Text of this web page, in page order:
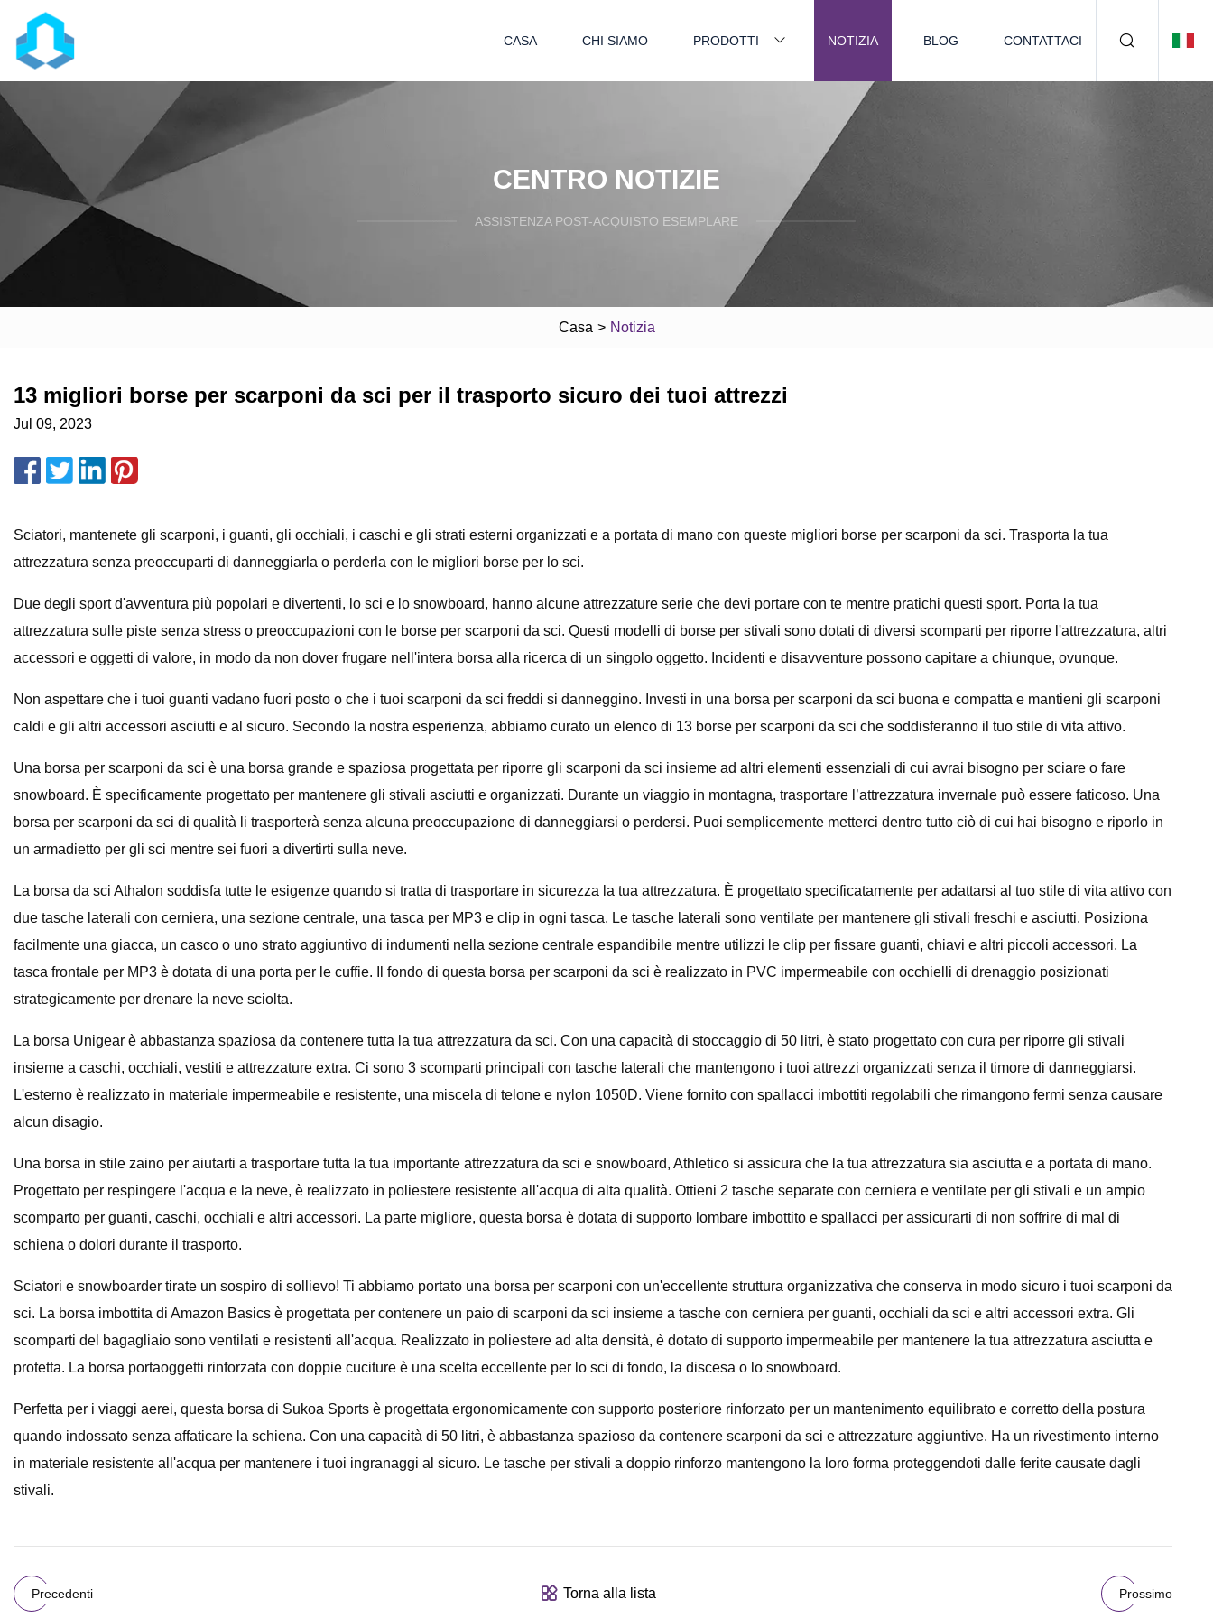
CASA CHI SIAMO PRODOTTI NOTIZIA BLOG CONTATTACI
CENTRO NOTIZIE
ASSISTENZA POST-ACQUISTO ESEMPLARE
Casa > Notizia
13 migliori borse per scarponi da sci per il trasporto sicuro dei tuoi attrezzi
Jul 09, 2023
Sciatori, mantenete gli scarponi, i guanti, gli occhiali, i caschi e gli strati esterni organizzati e a portata di mano con queste migliori borse per scarponi da sci. Trasporta la tua
attrezzatura senza preoccuparti di danneggiarla o perderla con le migliori borse per lo sci.
Due degli sport d'avventura più popolari e divertenti, lo sci e lo snowboard, hanno alcune attrezzature serie che devi portare con te mentre pratichi questi sport. Porta la tua
attrezzatura sulle piste senza stress o preoccupazioni con le borse per scarponi da sci. Questi modelli di borse per stivali sono dotati di diversi scomparti per riporre l'attrezzatura, altri
accessori e oggetti di valore, in modo da non dover frugare nell'intera borsa alla ricerca di un singolo oggetto. Incidenti e disavventure possono capitare a chiunque, ovunque.
Non aspettare che i tuoi guanti vadano fuori posto o che i tuoi scarponi da sci freddi si danneggino. Investi in una borsa per scarponi da sci buona e compatta e mantieni gli scarponi
caldi e gli altri accessori asciutti e al sicuro. Secondo la nostra esperienza, abbiamo curato un elenco di 13 borse per scarponi da sci che soddisferanno il tuo stile di vita attivo.
Una borsa per scarponi da sci è una borsa grande e spaziosa progettata per riporre gli scarponi da sci insieme ad altri elementi essenziali di cui avrai bisogno per sciare o fare
snowboard. È specificamente progettato per mantenere gli stivali asciutti e organizzati. Durante un viaggio in montagna, trasportare l’attrezzatura invernale può essere faticoso. Una
borsa per scarponi da sci di qualità li trasporterà senza alcuna preoccupazione di danneggiarsi o perdersi. Puoi semplicemente metterci dentro tutto ciò di cui hai bisogno e riporlo in
un armadietto per gli sci mentre sei fuori a divertirti sulla neve.
La borsa da sci Athalon soddisfa tutte le esigenze quando si tratta di trasportare in sicurezza la tua attrezzatura. È progettato specificatamente per adattarsi al tuo stile di vita attivo con
due tasche laterali con cerniera, una sezione centrale, una tasca per MP3 e clip in ogni tasca. Le tasche laterali sono ventilate per mantenere gli stivali freschi e asciutti. Posiziona
facilmente una giacca, un casco o uno strato aggiuntivo di indumenti nella sezione centrale espandibile mentre utilizzi le clip per fissare guanti, chiavi e altri piccoli accessori. La
tasca frontale per MP3 è dotata di una porta per le cuffie. Il fondo di questa borsa per scarponi da sci è realizzato in PVC impermeabile con occhielli di drenaggio posizionati
strategicamente per drenare la neve sciolta.
La borsa Unigear è abbastanza spaziosa da contenere tutta la tua attrezzatura da sci. Con una capacità di stoccaggio di 50 litri, è stato progettato con cura per riporre gli stivali
insieme a caschi, occhiali, vestiti e attrezzature extra. Ci sono 3 scomparti principali con tasche laterali che mantengono i tuoi attrezzi organizzati senza il timore di danneggiarsi.
L'esterno è realizzato in materiale impermeabile e resistente, una miscela di telone e nylon 1050D. Viene fornito con spallacci imbottiti regolabili che rimangono fermi senza causare
alcun disagio.
Una borsa in stile zaino per aiutarti a trasportare tutta la tua importante attrezzatura da sci e snowboard, Athletico si assicura che la tua attrezzatura sia asciutta e a portata di mano.
Progettato per respingere l'acqua e la neve, è realizzato in poliestere resistente all'acqua di alta qualità. Ottieni 2 tasche separate con cerniera e ventilate per gli stivali e un ampio
scomparto per guanti, caschi, occhiali e altri accessori. La parte migliore, questa borsa è dotata di supporto lombare imbottito e spallacci per assicurarti di non soffrire di mal di
schiena o dolori durante il trasporto.
Sciatori e snowboarder tirate un sospiro di sollievo! Ti abbiamo portato una borsa per scarponi con un'eccellente struttura organizzativa che conserva in modo sicuro i tuoi scarponi da
sci. La borsa imbottita di Amazon Basics è progettata per contenere un paio di scarponi da sci insieme a tasche con cerniera per guanti, occhiali da sci e altri accessori extra. Gli
scomparti del bagagliaio sono ventilati e resistenti all'acqua. Realizzato in poliestere ad alta densità, è dotato di supporto impermeabile per mantenere la tua attrezzatura asciutta e
protetta. La borsa portaoggetti rinforzata con doppie cuciture è una scelta eccellente per lo sci di fondo, la discesa o lo snowboard.
Perfetta per i viaggi aerei, questa borsa di Sukoa Sports è progettata ergonomicamente con supporto posteriore rinforzato per un mantenimento equilibrato e corretto della postura
quando indossato senza affaticare la schiena. Con una capacità di 50 litri, è abbastanza spazioso da contenere scarponi da sci e attrezzature aggiuntive. Ha un rivestimento interno
in materiale resistente all'acqua per mantenere i tuoi ingranaggi al sicuro. Le tasche per stivali a doppio rinforzo mantengono la loro forma proteggendoti dalle ferite causate dagli
stivali.
Precedenti Torna alla lista Prossimo